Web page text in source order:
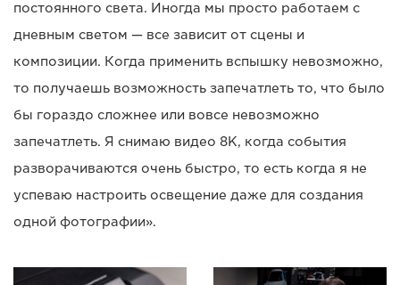
постоянного света. Иногда мы просто работаем с
дневным светом — все зависит от сцены и
композиции. Когда применить вспышку невозможно,
то получаешь возможность запечатлеть то, что было
бы гораздо сложнее или вовсе невозможно
запечатлеть. Я снимаю видео 8K, когда события
разворачиваются очень быстро, то есть когда я не
успеваю настроить освещение даже для создания
одной фотографии».